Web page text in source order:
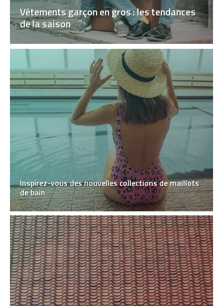
Vêtements garçon en gros : les tendances
de la saison
Inspirez-vous des nouvelles collections de maillots
de bain